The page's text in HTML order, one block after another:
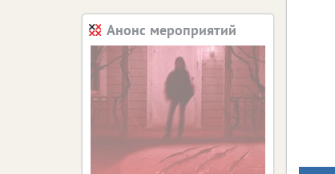
Анонс мероприятий